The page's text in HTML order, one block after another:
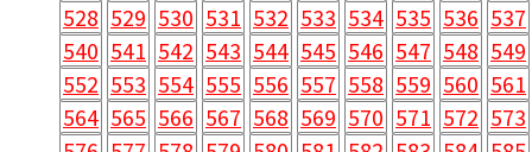
528 529 530 531 532 533 534 535 536 537
540 541 542 543 544 545 546 547 548 549
552 553 554 555 556 557 558 559 560 561
564 565 566 567 568 569 570 571 572 573